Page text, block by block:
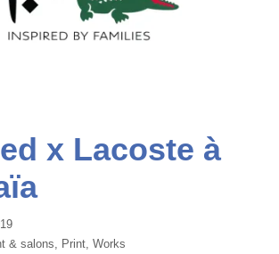
x Lacoste à
& salons Print Works